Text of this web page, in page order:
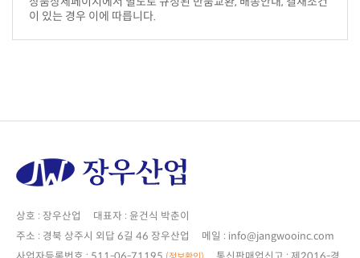
이 있는 경우 이에 따릅니다.
상호 : 장우산업 대표자 : 윤건식 박춘이
주소 : 경북 상주시 외답 6길 46 장우산업 메일 : info@jangwooinc.com